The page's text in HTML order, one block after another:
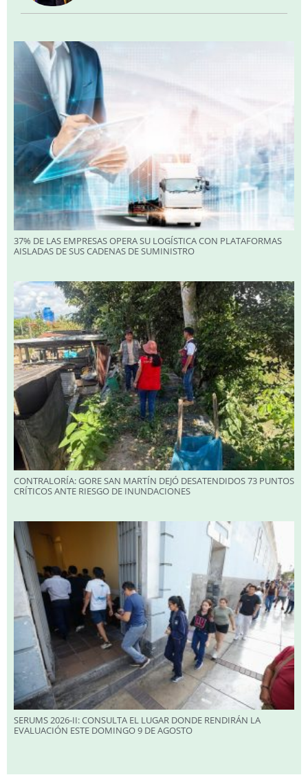
37% DE LAS EMPRESAS OPERA SU LOGÍSTICA CON PLATAFORMAS
AISLADAS DE SUS CADENAS DE SUMINISTRO
CONTRALORÍA: GORE SAN MARTÍN DEJÓ DESATENDIDOS 73 PUNTOS
CRÍTICOS ANTE RIESGO DE INUNDACIONES
SERUMS 2026-II: CONSULTA EL LUGAR DONDE RENDIRÁN LA
EVALUACIÓN ESTE DOMINGO 9 DE AGOSTO